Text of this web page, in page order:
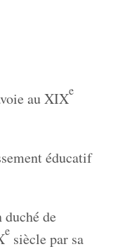
au XIXe
éducatif
de
esiècle par sa